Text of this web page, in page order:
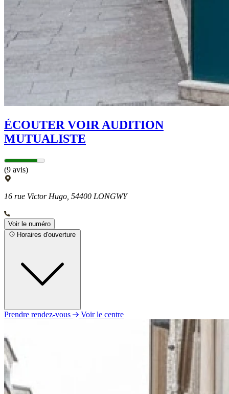
ÉCOUTER VOIR AUDITION
MUTUALISTE
(9 avis)
16 rue Victor Hugo, 54400 LONGWY
Voir le numéro
Horaires d'ouverture
Mardi
Mercredi
Fermé
Prendre rendez-vous Voir le centre